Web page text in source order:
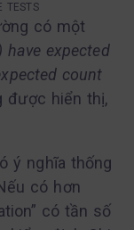
TESTS
có một
have expected
count
được hiển thị,
ý nghĩa thống
có hơn
có tần số